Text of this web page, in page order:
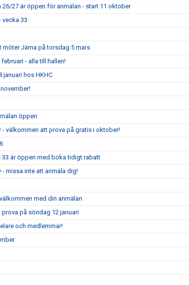
27 är öppen för anmälan - start 11 oktober
33
möter Järna på torsdag 5 mars
- alla till hallen!
hos HKHC
öppen
välkommen att prova på gratis i oktober!
är öppen med boka tidigt rabatt
missa inte att anmäla dig!
med din anmälan
på söndag 12 januari
och medlemmar!